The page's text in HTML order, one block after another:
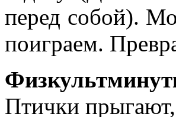
перед собой).
поиграем.
Птички